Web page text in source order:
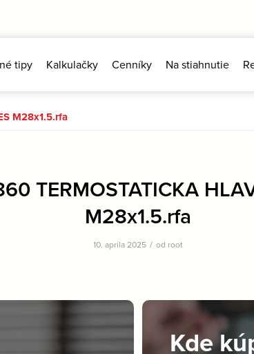
tipy Kalkulačky Cenníky Na stiahnutie
M28x1.5.rfa
TERMOSTATICKA
M28x1.5.rfa
10. apríla 2025 / od root
Kde